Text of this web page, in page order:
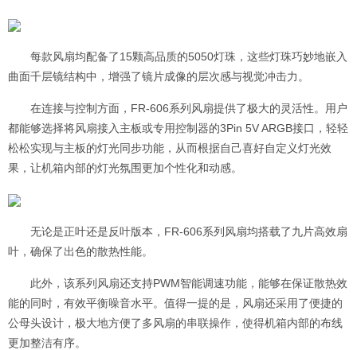
每款风扇均配备了15颗高品质的5050灯珠，这些灯珠巧妙地嵌入
曲面千层镜结构中，增强了镜片成像的层次感与视觉冲击力。
在连接与控制方面，FR-606系列风扇提供了极大的灵活性。用户
都能够选择将风扇接入主板或专用控制器的3Pin 5V ARGB接口，轻轻
松松实现与主板的灯光同步功能，从而根据自己喜好自定义灯光效
果，让机箱内部的灯光氛围更加个性化和动感。
无论是正叶还是反叶版本，FR-606系列风扇均搭载了九片高效扇
叶，确保了出色的散热性能。
此外，该系列风扇还支持PWM智能调速功能，能够在保证散热效
能的同时，有效平衡噪音水平。值得一提的是，风扇还采用了便捷的
公母头设计，极大地方便了多风扇的串联操作，使得机箱内部的布线
更加整洁有序。